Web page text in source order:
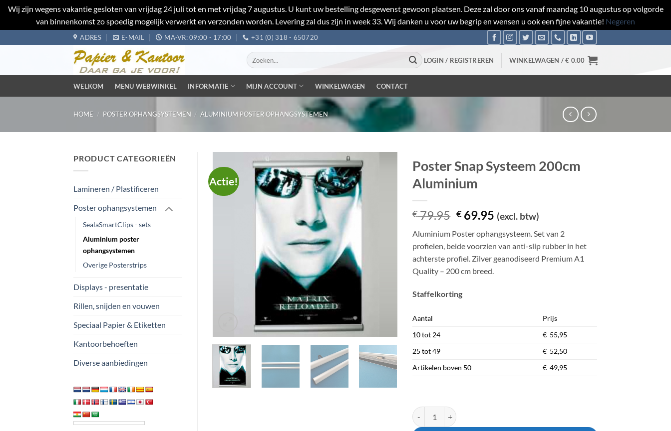
Wij zijn wegens vakantie gesloten van vrijdag 24 juli tot en met vrijdag 7 augustus. U kunt uw bestelling desgewenst gewoon plaatsen. Deze zal door ons vanaf maandag 10 augustus op volgorde
van binnenkomst zo spoedig mogelijk verwerkt en verzonden worden. Levering zal dus zijn in week 33. Wij danken u voor uw begrip en wensen u ook een fijne vakantie! Negeren
naar
ADRES E-MAIL MA-VR: 09:00 - 17:00 +31 (0) 318 - 650720
Zoeken
naar:
LOGIN / REGISTREREN WINKELWAGEN /€ 0.00
WELKOM MENU WEBWINKEL INFORMATIE MIJN ACCOUNT WINKELWAGEN CONTACT
HOME / POSTER OPHANGSYSTEMEN / ALUMINIUM POSTER OPHANGSYSTEMEN
PRODUCT CATEGORIEËN
Lamineren / Plastificeren
Poster ophangsystemen
SealaSmartClips - sets
Aluminium poster
ophangsystemen
Overige Posterstrips
Displays - presentatie
Rillen, snijden en vouwen
Speciaal Papier & Etiketten
Kantoorbehoeften
Diverse aanbiedingen
Actie!
Poster Snap Systeem 200cm
Aluminium
€79.95 Oorspronkelijke
was:
€ 79.95.
€ 69.95 Huidige
is:
€ 69.95.
(excl. btw)
Aluminium Poster ophangsysteem. Set van 2
profielen, beide voorzien van anti-slip rubber in het
achterste profiel. Zilver geanodiseerd Premium A1
Quality – 200 cm breed.
Staffelkorting
Aantal
Prijs
10 tot 24
€ 55,95
25 tot 49
€ 52,50
Artikelen boven 50
€ 49,95
Poster Snap Systeem 200cm Aluminium aantal